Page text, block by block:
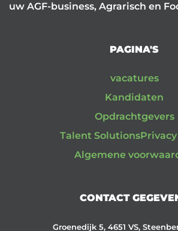
uw AGF-business, Agrarisch en
PAGINA'S
vacatures
Kandidaten
Opdrachtgevers
Talent Solutions
Algemene
CONTACT
Groenedijk 5, 4651 VS,